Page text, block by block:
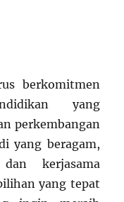
berkomitmen
yang
perkembangan
yang beragam,
kerjasama
yang tepat